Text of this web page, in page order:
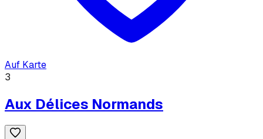
Auf Karte
3
Aux Délices Normands